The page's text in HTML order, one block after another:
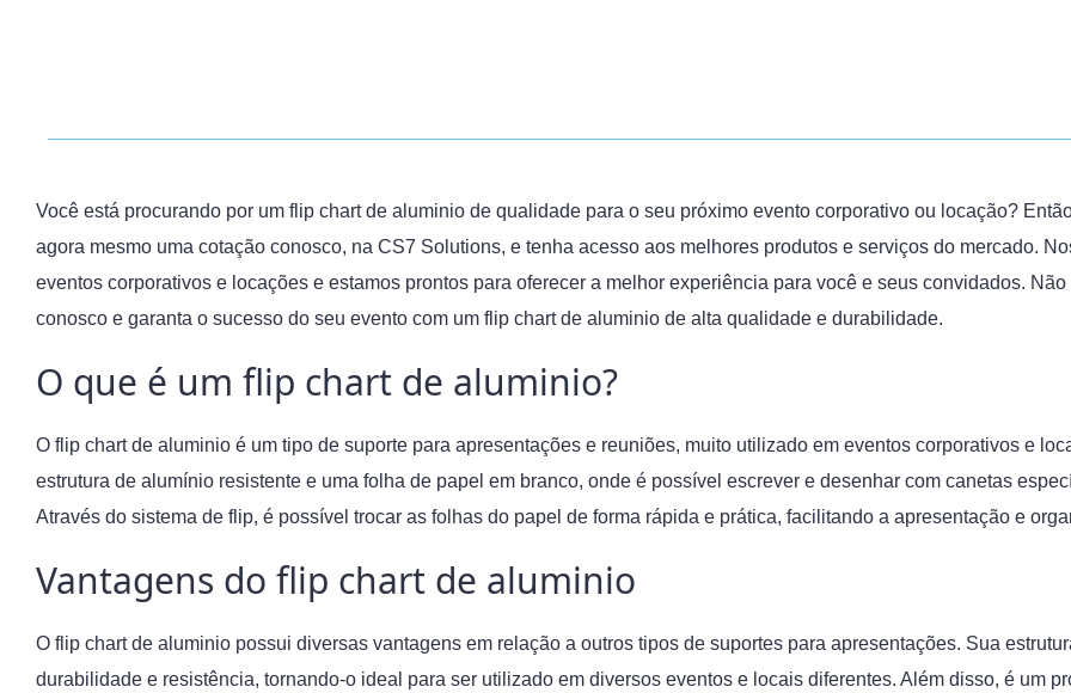
Você está procurando por um flip chart de aluminio de qualidade para o seu próximo evento corporativo ou locação?
agora mesmo uma cotação conosco, na CS7 Solutions, e tenha acesso aos melhores produtos e serviços do mercado.
eventos corporativos e locações e estamos prontos para oferecer a melhor experiência para você e seus convidados.
conosco e garanta o sucesso do seu evento com um flip chart de aluminio de alta qualidade e durabilidade.
O que é um flip chart de aluminio?
O flip chart de aluminio é um tipo de suporte para apresentações e reuniões, muito utilizado em eventos corporativos e
estrutura de alumínio resistente e uma folha de papel em branco, onde é possível escrever e desenhar com canetas
Através do sistema de flip, é possível trocar as folhas do papel de forma rápida e prática, facilitando a apresentação e
Vantagens do flip chart de aluminio
O flip chart de aluminio possui diversas vantagens em relação a outros tipos de suportes para apresentações. Sua
durabilidade e resistência, tornando-o ideal para ser utilizado em diversos eventos e locais diferentes. Além disso, é um